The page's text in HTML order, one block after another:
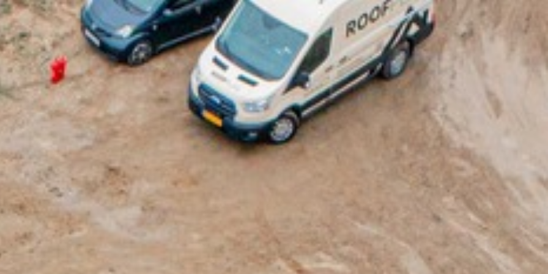
Ydelser Om os Vilkår og betingelser Referencer Kontakt Tlf. 70 60 51 04